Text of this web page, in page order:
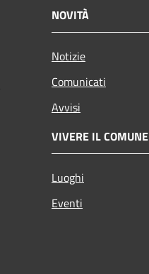
NOVITÀ
Notizie
Comunicati
Avvisi
VIVERE IL COMUNE
Luoghi
Eventi